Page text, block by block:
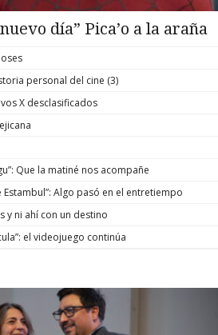
día” Pica’o a la araña
personal del cine (3)
X desclasificados
Que la matiné nos acompañe
Estambul”: Algo pasó en el entretiempo
y ni ahí con un destino
el videojuego continúa